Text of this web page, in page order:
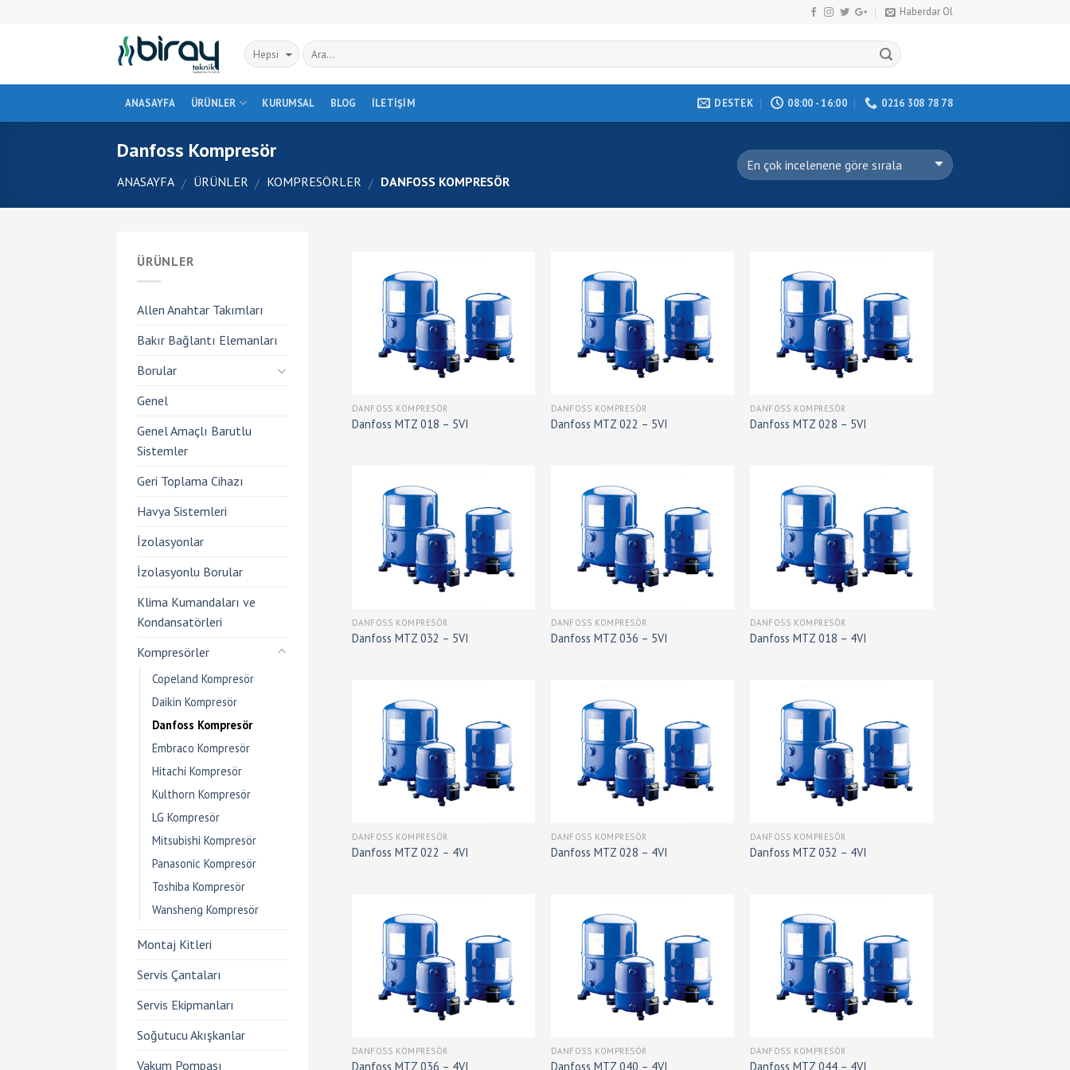
Haberdar Ol
ANASAYFA ÜRÜNLER KURUMSAL BLOG İLETIŞIM DESTEK 08:00 - 16:00 0216 308 78 78
Danfoss Kompresör
ANASAYFA / ÜRÜNLER / KOMPRESÖRLER / DANFOSS KOMPRESÖR
ÜRÜNLER
Allen Anahtar Takımları
Bakır Bağlantı Elemanları
Borular
Genel
Genel Amaçlı Barutlu
Sistemler
Geri Toplama Cihazı
Havya Sistemleri
İzolasyonlar
İzolasyonlu Borular
Klima Kumandaları ve
Kondansatörleri
Kompresörler
Copeland Kompresör
Daikin Kompresör
Danfoss Kompresör
Embraco Kompresör
Hitachi Kompresör
Kulthorn Kompresör
LG Kompresör
Mitsubishi Kompresör
Panasonic Kompresör
Toshiba Kompresör
Wansheng Kompresör
Montaj Kitleri
Servis Çantaları
Servis Ekipmanları
Soğutucu Akışkanlar
Vakum Pompası
DANFOSS KOMPRESÖR
Danfoss MTZ 018 – 5VI
DANFOSS KOMPRESÖR
Danfoss MTZ 022 – 5VI
DANFOSS KOMPRESÖR
Danfoss MTZ 028 – 5VI
DANFOSS KOMPRESÖR
Danfoss MTZ 032 – 5VI
DANFOSS KOMPRESÖR
Danfoss MTZ 036 – 5VI
DANFOSS KOMPRESÖR
Danfoss MTZ 018 – 4VI
DANFOSS KOMPRESÖR
Danfoss MTZ 022 – 4VI
DANFOSS KOMPRESÖR
Danfoss MTZ 028 – 4VI
DANFOSS KOMPRESÖR
Danfoss MTZ 032 – 4VI
DANFOSS KOMPRESÖR
Danfoss MTZ 036 – 4VI
DANFOSS KOMPRESÖR
Danfoss MTZ 040 – 4VI
DANFOSS KOMPRESÖR
Danfoss MTZ 044 – 4VI